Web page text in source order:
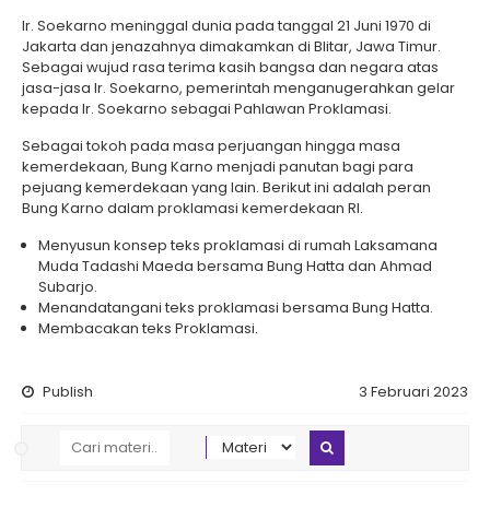
Ir. Soekarno meninggal dunia pada tanggal 21 Juni 1970 di
Jakarta dan jenazahnya dimakamkan di Blitar, Jawa Timur.
Sebagai wujud rasa terima kasih bangsa dan negara atas
jasa-jasa Ir. Soekarno, pemerintah menganugerahkan gelar
kepada Ir. Soekarno sebagai Pahlawan Proklamasi.
Sebagai tokoh pada masa perjuangan hingga masa
kemerdekaan, Bung Karno menjadi panutan bagi para
pejuang kemerdekaan yang lain. Berikut ini adalah peran
Bung Karno dalam proklamasi kemerdekaan RI.
Menyusun konsep teks proklamasi di rumah Laksamana
Muda Tadashi Maeda bersama Bung Hatta dan Ahmad
Subarjo.
Menandatangani teks proklamasi bersama Bung Hatta.
Membacakan teks Proklamasi.
Publish 3 Februari 2023